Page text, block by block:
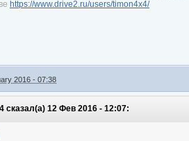
https://www.drive2.ru/users/timon4x4/
2016 - 07:38
сказал(а) 12 Фев 2016 - 12:07: